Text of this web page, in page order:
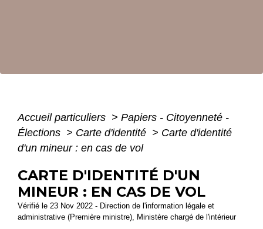
Accueil particuliers > Papiers - Citoyenneté -
Élections > Carte d'identité > Carte d'identité
d'un mineur : en cas de vol
CARTE D'IDENTITÉ D'UN
MINEUR : EN CAS DE VOL
Vérifié le 23 Nov 2022 - Direction de l'information légale et
administrative (Première ministre), Ministère chargé de l'intérieur